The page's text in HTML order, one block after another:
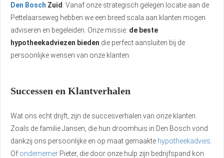
Den Bosch Zuid . Vanaf onze strategisch gelegen locatie aan de
Pettelaarseweg hebben we een breed scala aan klanten mogen
adviseren en begeleiden. Onze missie: de beste
hypotheekadviezen bieden die perfect aansluiten bij de
persoonlijke wensen van onze klanten.
Successen en Klantverhalen
Wat ons echt drijft, zijn de succesverhalen van onze klanten.
Zoals de familie Jansen, die hun droomhuis in Den Bosch vond
dankzij ons persoonlijke en op maat gemaakte hypotheekadvies
Of ondernemer Pieter, die door onze hulp zijn bedrijfspand kon